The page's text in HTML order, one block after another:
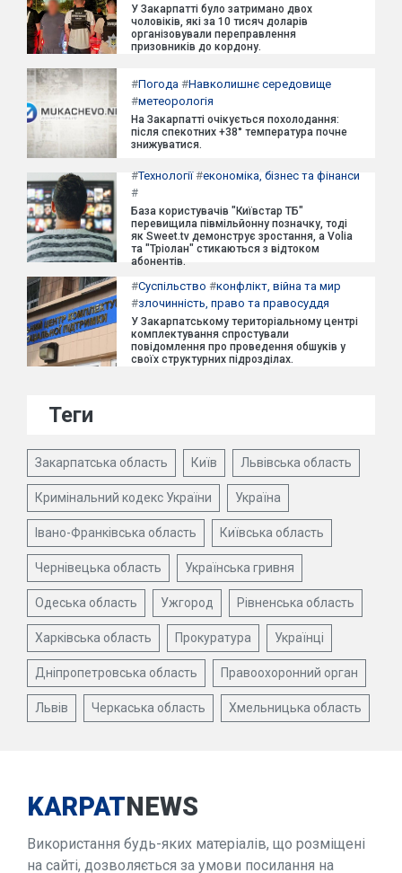
У Закарпатті було затримано двох
чоловіків, які за 10 тисяч доларів
організовували переправлення
призовників до кордону.
#Погода #Навколишнє середовище
#метеорологія
На Закарпатті очікується похолодання:
після спекотних +38° температура почне
знижуватися.
#Технології#економіка, бізнес та фінанси
#
База користувачів "Київстар ТБ"
перевищила півмільйонну позначку, тоді
як Sweet.tv демонструє зростання, а Volia
та "Тріолан" стикаються з відтоком
абонентів.
#Суспільство #конфлікт, війна та мир
#злочинність, право та правосуддя
У Закарпатському територіальному центрі
комплектування спростували
повідомлення про проведення обшуків у
своїх структурних підрозділах.
Теги
Закарпатська область Київ Львівська область
Кримінальний кодекс України Україна
Івано-Франківська область Київська область
Чернівецька область Українська гривня
Одеська область Ужгород Рівненська область
Харківська область Прокуратура Українці
Дніпропетровська область Правоохоронний орган
Львів Черкаська область Хмельницька область
KARPATNEWS
Використання будь-яких матеріалів, що розміщені
на сайті, дозволяється за умови посилання на